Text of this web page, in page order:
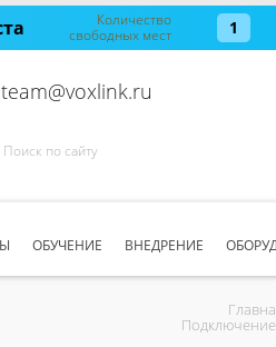
Количество
свободных мест
1
team@voxlink.ru
ОБУЧЕНИЕ ВНЕДРЕНИЕ
Подключение